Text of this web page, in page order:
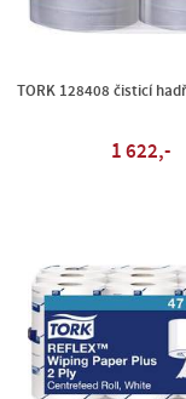
TORK 128408 čisticí
1 622,-